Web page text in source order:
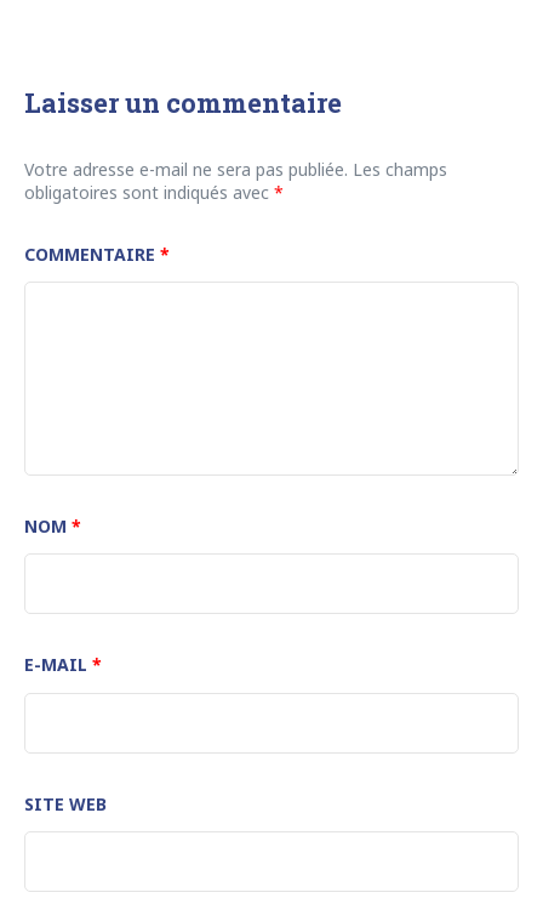
Laisser un commentaire
Votre adresse e-mail ne sera pas publiée. Les champs
obligatoires sont indiqués avec *
COMMENTAIRE *
NOM *
E-MAIL *
SITE WEB